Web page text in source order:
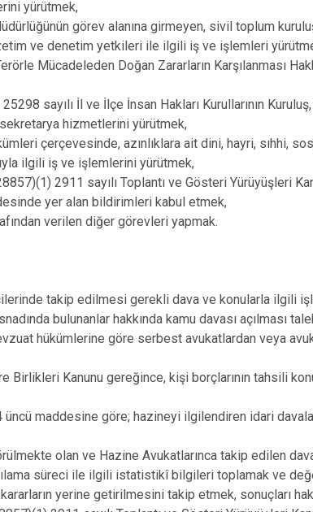
yürütmek,
görev alanına girmeyen, sivil toplum
ve denetim yetkileri ile ilgili iş ve işlemleri
Mücadeleden Doğan Zararların Karşılanması
sayılı İl ve İlçe İnsan Hakları Kurullarının
hizmetlerini yürütmek,
çerçevesinde, azınlıklara ait dini, hayri, sıhhi,
ilgili iş ve işlemlerini yürütmek,
2911 sayılı Toplantı ve Gösteri Yürüyüşleri
yer alan bildirimleri kabul etmek,
verilen diğer görevleri yapmak.
takip edilmesi gerekli dava ve konularla ilgili
bulunanlar hakkında kamu davası açılması
hükümlerine göre serbest avukatlardan veya
Birlikleri Kanunu gereğince, kişi borçlarının tahsili
üncü maddesine göre; hazineyi ilgilendiren idari
olan ve Hazine Avukatlarınca takip edilen
süreci ile ilgili istatistikî bilgileri toplamak ve
yerine getirilmesini takip etmek, sonuçları